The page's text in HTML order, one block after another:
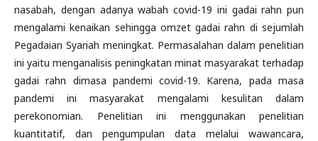
nasabah, dengan adanya wabah covid-19 ini gadai rahn pun
mengalami kenaikan sehingga omzet gadai rahn di sejumlah
Pegadaian Syariah meningkat. Permasalahan dalam penelitian
ini yaitu menganalisis peningkatan minat masyarakat terhadap
gadai rahn dimasa pandemi covid-19. Karena, pada masa
pandemi ini masyarakat mengalami kesulitan dalam
perekonomian. Penelitian ini menggunakan penelitian
kuantitatif, dan pengumpulan data melalui wawancara,